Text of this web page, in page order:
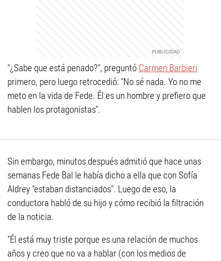
"¿Sabe que está penado?", preguntó Carmen Barbieri
primero, pero luego retrocedió: "No sé nada. Yo no me
meto en la vida de Fede. Él es un hombre y prefiero que
hablen los protagonistas".
Sin embargo, minutos después admitió que hace unas
semanas Fede Bal le había dicho a ella que con Sofía
Aldrey "estaban distanciados". Luego de eso, la
conductora habló de su hijo y cómo recibió la filtración
de la noticia.
"Él está muy triste porque es una relación de muchos
años y creo que no va a hablar (con los medios de